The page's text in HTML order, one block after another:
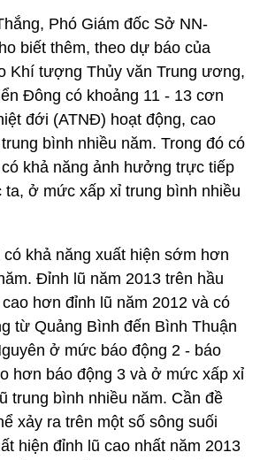
Phó Giám đốc Sở NN-
biết thêm, theo dự báo của
Khí tượng Thủy văn Trung ương,
Đông có khoảng 11 - 13 cơn
đới (ATNĐ) hoạt động, cao
bình nhiều năm. Trong đó có
khả năng ảnh hưởng trực tiếp
ở mức xấp xỉ trung bình nhiều
có khả năng xuất hiện sớm hơn
Đỉnh lũ năm 2013 trên hầu
hơn đỉnh lũ năm 2012 và có
từ Quảng Bình đến Bình Thuận
ở mức báo động 2 - báo
hơn báo động 3 và ở mức xấp xỉ
trung bình nhiều năm. Cần đề
xảy ra trên một số sông suối
hiện đỉnh lũ cao nhất năm 2013